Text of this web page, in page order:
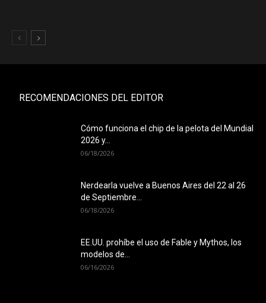
RECOMENDACIONES DEL EDITOR
Cómo funciona el chip de la pelota del Mundial
2026 y...
06/18/2026
Nerdearla vuelve a Buenos Aires del 22 al 26
de Septiembre...
06/18/2026
EE.UU. prohíbe el uso de Fable y Mythos, los
modelos de...
06/16/2026